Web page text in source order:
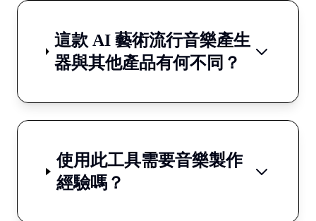
這款 AI 藝術流行音樂產生
器與其他產品有何不同？
使用此工具需要音樂製作
經驗嗎？